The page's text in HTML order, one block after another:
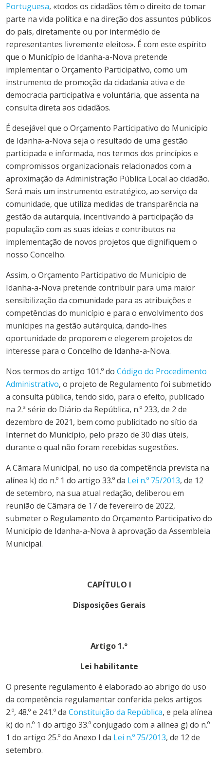
Portuguesa, «todos os cidadãos têm o direito de tomar
parte na vida política e na direção dos assuntos públicos
do país, diretamente ou por intermédio de
representantes livremente eleitos». É com este espírito
que o Município de Idanha-a-Nova pretende
implementar o Orçamento Participativo, como um
instrumento de promoção da cidadania ativa e de
democracia participativa e voluntária, que assenta na
consulta direta aos cidadãos.
É desejável que o Orçamento Participativo do Município
de Idanha-a-Nova seja o resultado de uma gestão
participada e informada, nos termos dos princípios e
compromissos organizacionais relacionados com a
aproximação da Administração Pública Local ao cidadão.
Será mais um instrumento estratégico, ao serviço da
comunidade, que utiliza medidas de transparência na
gestão da autarquia, incentivando à participação da
população com as suas ideias e contributos na
implementação de novos projetos que dignifiquem o
nosso Concelho.
Assim, o Orçamento Participativo do Município de
Idanha-a-Nova pretende contribuir para uma maior
sensibilização da comunidade para as atribuições e
competências do município e para o envolvimento dos
munícipes na gestão autárquica, dando-lhes
oportunidade de proporem e elegerem projetos de
interesse para o Concelho de Idanha-a-Nova.
Nos termos do artigo 101.º do Código do Procedimento
Administrativo, o projeto de Regulamento foi submetido
a consulta pública, tendo sido, para o efeito, publicado
na 2.ª série do Diário da República, n.º 233, de 2 de
dezembro de 2021, bem como publicitado no sítio da
Internet do Município, pelo prazo de 30 dias úteis,
durante o qual não foram recebidas sugestões.
A Câmara Municipal, no uso da competência prevista na
alínea k) do n.º 1 do artigo 33.º da Lei n.º 75/2013, de 12
de setembro, na sua atual redação, deliberou em
reunião de Câmara de 17 de fevereiro de 2022,
submeter o Regulamento do Orçamento Participativo do
Município de Idanha-a-Nova à aprovação da Assembleia
Municipal.
CAPÍTULO I
Disposições Gerais
Artigo 1.º
Lei habilitante
O presente regulamento é elaborado ao abrigo do uso
da competência regulamentar conferida pelos artigos
2.º, 48.º e 241.º da Constituição da República, e pela alínea
k) do n.º 1 do artigo 33.º conjugado com a alínea g) do n.º
1 do artigo 25.º do Anexo I da Lei n.º 75/2013, de 12 de
setembro.